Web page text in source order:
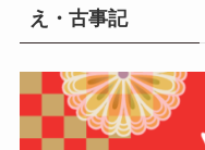
え・古事記